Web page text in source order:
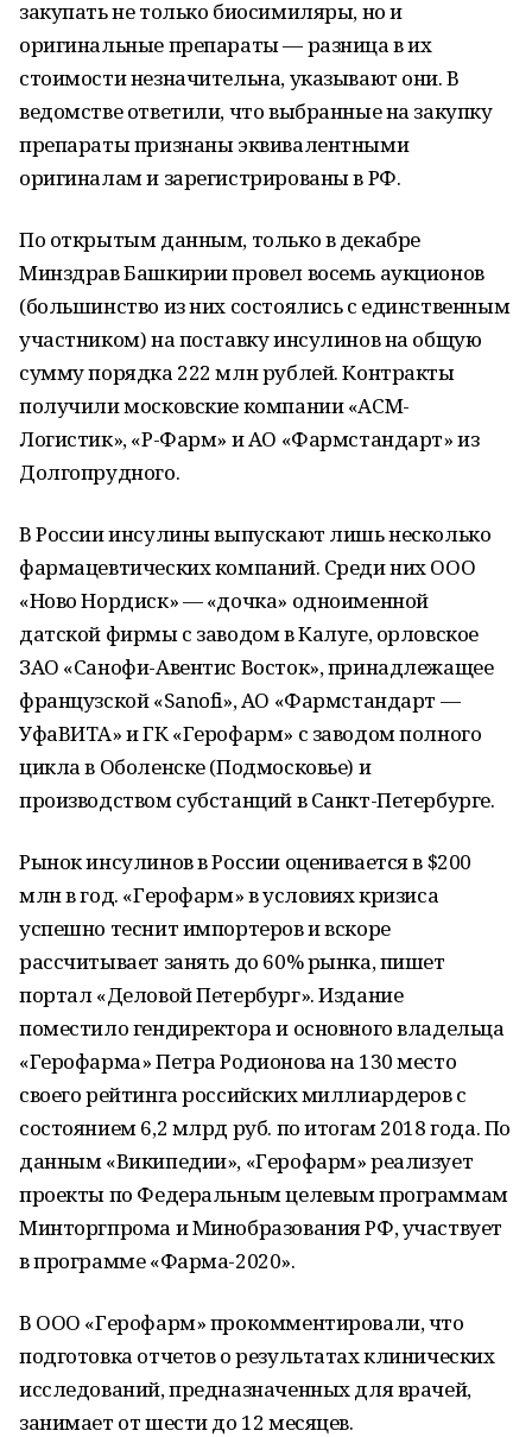
закупать не только биосимиляры, но и
оригинальные препараты — разница в их
стоимости незначительна, указывают они. В
ведомстве ответили, что выбранные на закупку
препараты признаны эквивалентными
оригиналам и зарегистрированы в РФ.
По открытым данным, только в декабре
Минздрав Башкирии провел восемь аукционов
(большинство из них состоялись с единственным
участником) на поставку инсулинов на общую
сумму порядка 222 млн рублей. Контракты
получили московские компании «АСМ-
Логистик», «Р-Фарм» и АО «Фармстандарт» из
Долгопрудного.
В России инсулины выпускают лишь несколько
фармацевтических компаний. Среди них ООО
«Ново Нордиск» — «дочка» одноименной
датской фирмы с заводом в Калуге, орловское
ЗАО «Санофи-Авентис Восток», принадлежащее
французской «Sanofi», АО «Фармстандарт —
УфаВИТА» и ГК «Герофарм» с заводом полного
цикла в Оболенске (Подмосковье) и
производством субстанций в Санкт-Петербурге.
Рынок инсулинов в России оценивается в $200
млн в год. «Герофарм» в условиях кризиса
успешно теснит импортеров и вскоре
рассчитывает занять до 60% рынка, пишет
портал «Деловой Петербург». Издание
поместило гендиректора и основного владельца
«Герофарма» Петра Родионова на 130 место
своего рейтинга российских миллиардеров с
состоянием 6,2 млрд руб. по итогам 2018 года. По
данным «Википедии», «Герофарм» реализует
проекты по Федеральным целевым программам
Минторгпрома и Минобразования РФ, участвует
в программе «Фарма-2020».
В ООО «Герофарм» прокомментировали, что
подготовка отчетов о результатах клинических
исследований, предназначенных для врачей,
занимает от шести до 12 месяцев.